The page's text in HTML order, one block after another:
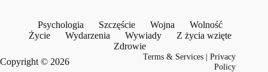
Psychologia Szczęście Wojna
Wolność
Życie
Wydarzenia Wywiady
Z życia wzięte
Zdrowie
Copyright © 2026
Terms & Services |Privacy
Policy